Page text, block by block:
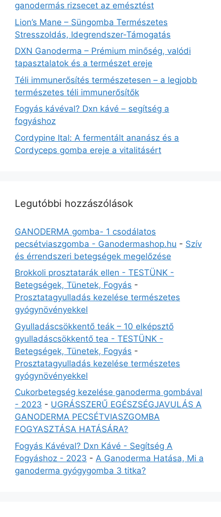
ganodermás rizsecet az emésztést
Lion’s Mane – Süngomba Természetes
Stresszoldás, Idegrendszer‑Támogatás
DXN Ganoderma – Prémium minőség, valódi
tapasztalatok és a természet ereje
Téli immunerősítés természetesen – a legjobb
természetes téli immunerősítők
Fogyás kávéval? Dxn kávé – segítség a
fogyáshoz
Cordypine Ital: A fermentált ananász és a
Cordyceps gomba ereje a vitalitásért
Legutóbbi hozzászólások
GANODERMA gomba- 1 csodálatos
pecsétviaszgomba - Ganodermashop.hu - Szív
és érrendszeri betegségek megelőzése
Brokkoli prosztatarák ellen - TESTÜNK -
Betegségek, Tünetek, Fogyás -
Prosztatagyulladás kezelése természetes
gyógynövényekkel
Gyulladáscsökkentő teák – 10 elképsztő
gyulladáscsökkentő tea - TESTÜNK -
Betegségek, Tünetek, Fogyás -
Prosztatagyulladás kezelése természetes
gyógynövényekkel
Cukorbetegség kezelése ganoderma gombával
- 2023 - UGRÁSSZERŰ EGÉSZSÉGJAVULÁS A
GANODERMA PECSÉTVIASZGOMBA
FOGYASZTÁSA HATÁSÁRA?
Fogyás Kávéval? Dxn Kávé - Segítség A
Fogyáshoz - 2023 - A Ganoderma Hatása, Mi a
ganoderma gyógygomba 3 titka?